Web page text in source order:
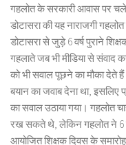
गहलोत के सरकारी आवास पर चले
डोटासरा की यह नाराजगी
डोटासरा से जुड़े 6 वर्ष पुराने
गहलाते जब भी मीडिया से संवाद
को भी सवाल पूछने का मौका देते
बयान का जवाब देना था, इसलिए
का सवाल उठाया गया। गहलोत
रख सकते थे, लेकिन गहलोत ने 6
आयोजित शिक्षक दिवस के